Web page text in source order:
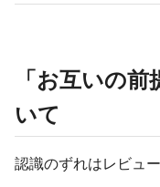
「お互いの
いて
認識のずれはレビュ